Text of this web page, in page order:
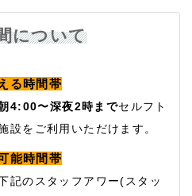
について
る時間帯
4:00〜深夜2時までセルフト
設をご利用いただけます。
能時間帯
記のスタッフアワー(スタッ